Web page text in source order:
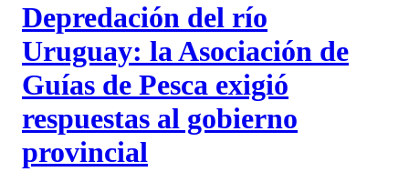
Depredación del río
Uruguay: la Asociación de
Guías de Pesca exigió
respuestas al gobierno
provincial